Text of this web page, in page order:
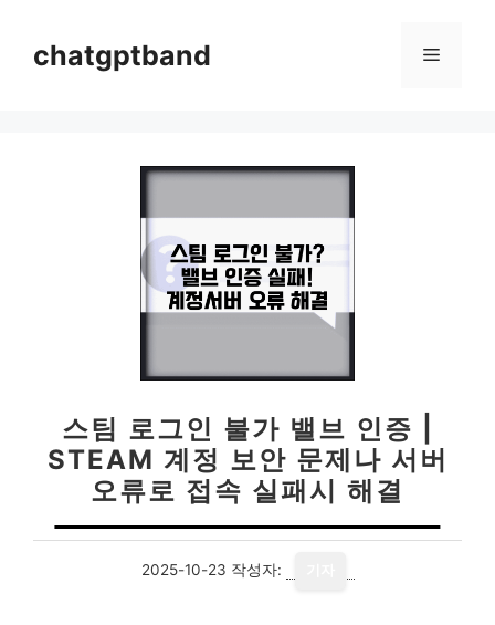
chatgptband 메
스팀 로그인 불가 밸브 인증 |
STEAM 계정 보안 문제나 서버
오류로 접속 실패시 해결
2025-10-23 작성자: